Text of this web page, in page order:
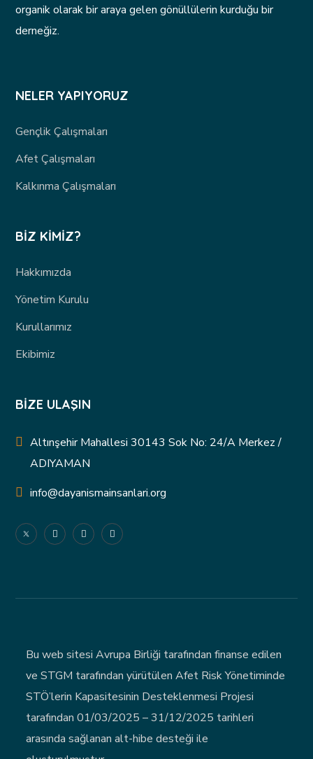
organik olarak bir araya gelen gönüllülerin kurduğu bir
derneğiz.
NELER YAPIYORUZ
Gençlik Çalışmaları
Afet Çalışmaları
Kalkınma Çalışmaları
BIZ KIMIZ?
Hakkımızda
Yönetim Kurulu
Kurullarımız
Ekibimiz
BIZE ULAŞIN
Altınşehir Mahallesi 30143 Sok No: 24/A Merkez /
ADIYAMAN
info@dayanismainsanlari.org
Bu web sitesi Avrupa Birliği tarafından finanse edilen
ve STGM tarafından yürütülen Afet Risk Yönetiminde
STÖ’lerin Kapasitesinin Desteklenmesi Projesi
tarafından 01/03/2025 – 31/12/2025 tarihleri
arasında sağlanan alt-hibe desteği ile